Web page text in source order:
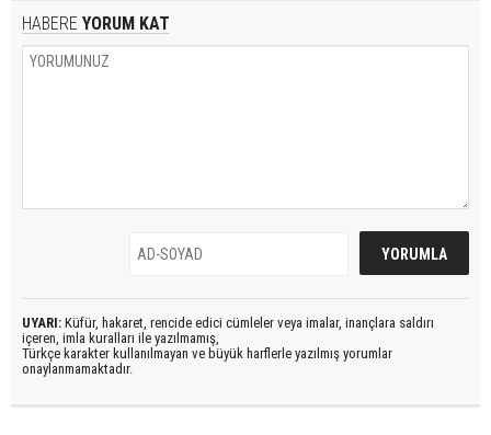
HABERE YORUM KAT
UYARI: Küfür, hakaret, rencide edici cümleler veya imalar, inançlara saldırı
içeren, imla kuralları ile yazılmamış,
Türkçe karakter kullanılmayan ve büyük harflerle yazılmış yorumlar
onaylanmamaktadır.